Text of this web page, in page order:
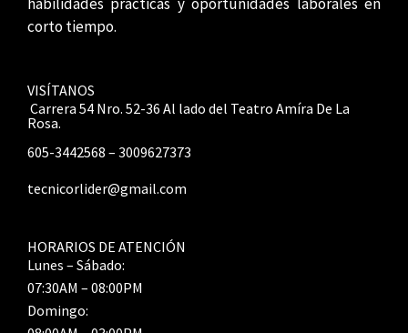
corto tiempo.
VISÍTANOS
Carrera 54 Nro. 52-36 Al lado del Teatro Amíra De La
Rosa.
605-3442568 – 3009627373
tecnicorlider@gmail.com
HORARIOS DE ATENCIÓN
Lunes – Sábado:
07:30AM – 08:00PM
Domingo: